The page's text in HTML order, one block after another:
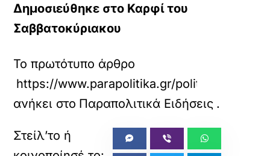
Δημοσιεύθηκε στο Καρφί του
Σαββατοκύριακου
Το πρωτότυπο άρθρο
https://www.parapolitika.gr/politiki/article/
ανήκει στο Παραπολιτικά Ειδήσεις .